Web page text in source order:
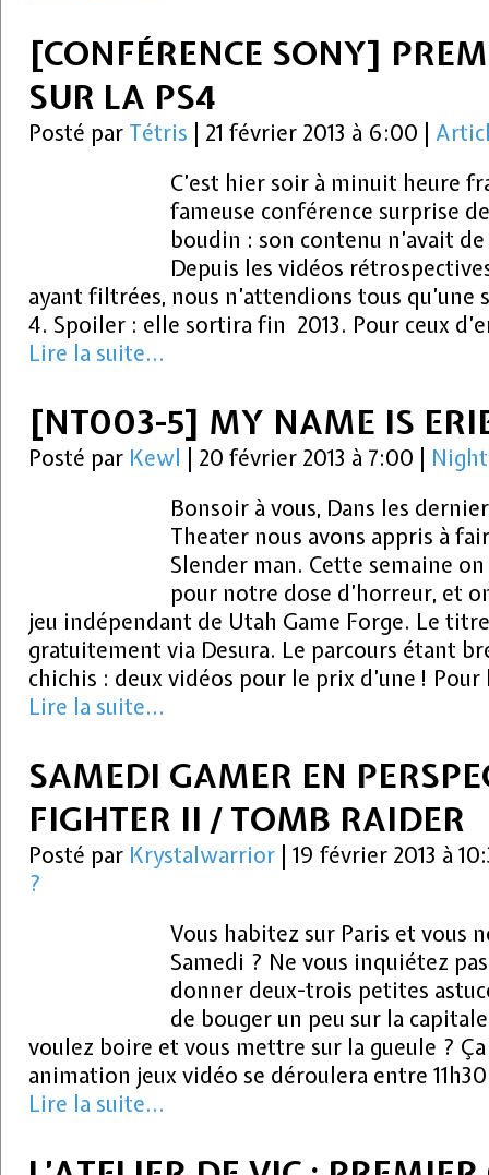
[CONFÉRENCE SONY]
SUR LA PS4
Posté par Tétris 21 février 2013 à 6:00
C’est hier soir à minuit heure
fameuse conférence surprise
boudin : son contenu n’avait
Depuis les vidéos
ayant filtrées, nous n’attendions tous qu’une
4. Spoiler : elle sortira fin 2013. Pour ceux
Lire la suite...
[NT003-5] MY NAME IS
Posté par Kewl 20 février 2013 à 7:00
Bonsoir à vous, Dans les
Theater nous avons appris à
Slender man. Cette semaine
pour notre dose d’horreur, et
jeu indépendant de Utah Game Forge. Le
gratuitement via Desura. Le parcours étant
chichis : deux vidéos pour le prix d’une !
Lire la suite...
SAMEDI GAMER EN
FIGHTER II / TOMB RAIDER
Posté par Krystalwarrior
19 février 2013 à
?
Vous habitez sur Paris et vous
Samedi ? Ne vous inquiétez
donner deux-trois petites
de bouger un peu sur la
voulez boire et vous mettre sur la gueule ?
animation jeux vidéo se déroulera entre
Lire la suite...